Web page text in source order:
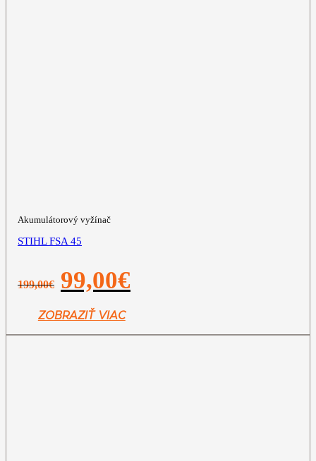
Akumulátorový vyžínač
STIHL FSA 45
199,00€
Pôvodná
cena
199,00€.
99,00€
ZOBRAZIŤ VIAC